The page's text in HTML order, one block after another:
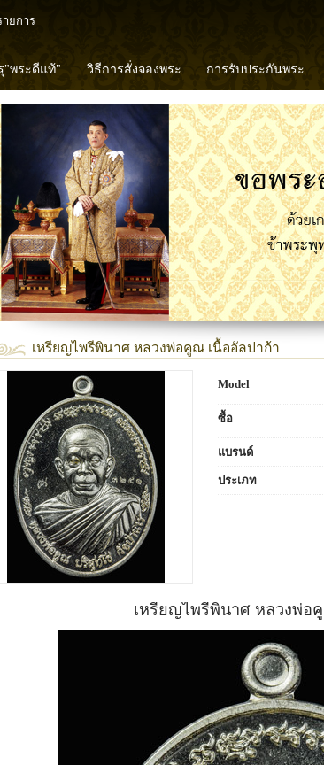
ายการ
"พระดีแท้" วิธีการสั่งจองพระ การรับประกันพระ
อทวด หลวงปู่ทิม หลวงพ่อคูณ หลวงพ่อมุ่ย
ธวิริยากร
เหรียญไพรีพินาศ หลวงพ่อคูณ เนื้ออัลปาก้า
Model
ซื้อ
แบรนด์
ประเภท
เหรียญไพรีพินาศ หลวงพ่อ